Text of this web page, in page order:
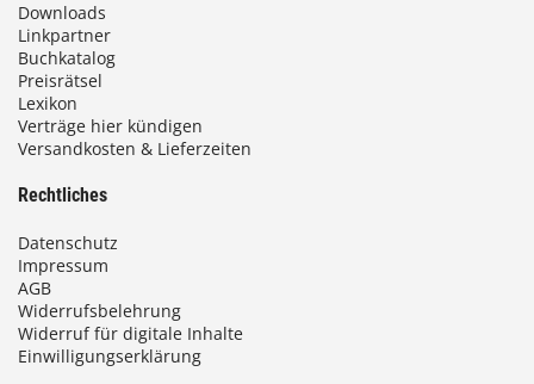
Downloads
Linkpartner
Buchkatalog
Preisrätsel
Lexikon
Verträge hier kündigen
Versandkosten & Lieferzeiten
Rechtliches
Datenschutz
Impressum
AGB
Widerrufsbelehrung
Widerruf für digitale Inhalte
Einwilligungserklärung